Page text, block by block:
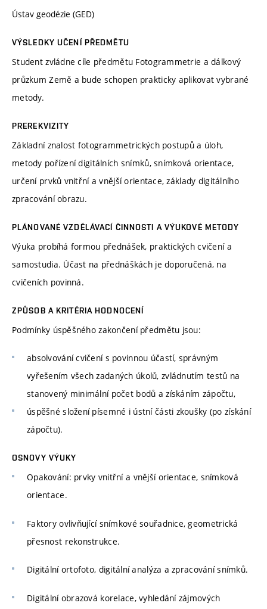
Ústav geodézie (GED)
VÝSLEDKY UČENÍ PŘEDMĚTU
Student zvládne cíle předmětu Fotogrammetrie a dálkový
průzkum Země a bude schopen prakticky aplikovat vybrané
metody.
PREREKVIZITY
Základní znalost fotogrammetrických postupů a úloh,
metody pořízení digitálních snímků, snímková orientace,
určení prvků vnitřní a vnější orientace, základy digitálního
zpracování obrazu.
PLÁNOVANÉ VZDĚLÁVACÍ ČINNOSTI A VÝUKOVÉ METODY
Výuka probíhá formou přednášek, praktických cvičení a
samostudia. Účast na přednáškách je doporučená, na
cvičeních povinná.
ZPŮSOB A KRITÉRIA HODNOCENÍ
Podmínky úspěšného zakončení předmětu jsou:
absolvování cvičení s povinnou účastí, správným
vyřešením všech zadaných úkolů, zvládnutím testů na
stanovený minimální počet bodů a získáním zápočtu,
úspěšné složení písemné i ústní části zkoušky (po získání
zápočtu).
OSNOVY VÝUKY
Opakování: prvky vnitřní a vnější orientace, snímková
orientace.
Faktory ovlivňující snímkové souřadnice, geometrická
přesnost rekonstrukce.
Digitální ortofoto, digitální analýza a zpracování snímků.
Digitální obrazová korelace, vyhledání zájmových